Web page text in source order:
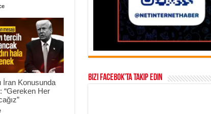
İran Konusunda
“Gereken Her
Bizi Facebok’ta takip edin